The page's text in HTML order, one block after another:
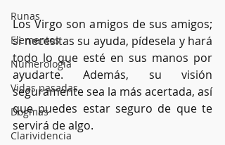
Runas
Elementos
Numerología
Vidas pasadas
Dogmas
Clarividencia
Los Virgo son amigos de sus amigos;
si necesitas su ayuda, pídesela y hará
todo lo que esté en sus manos por
ayudarte. Además, su visión
seguramente sea la más acertada, así
que puedes estar seguro de que te
servirá de algo.